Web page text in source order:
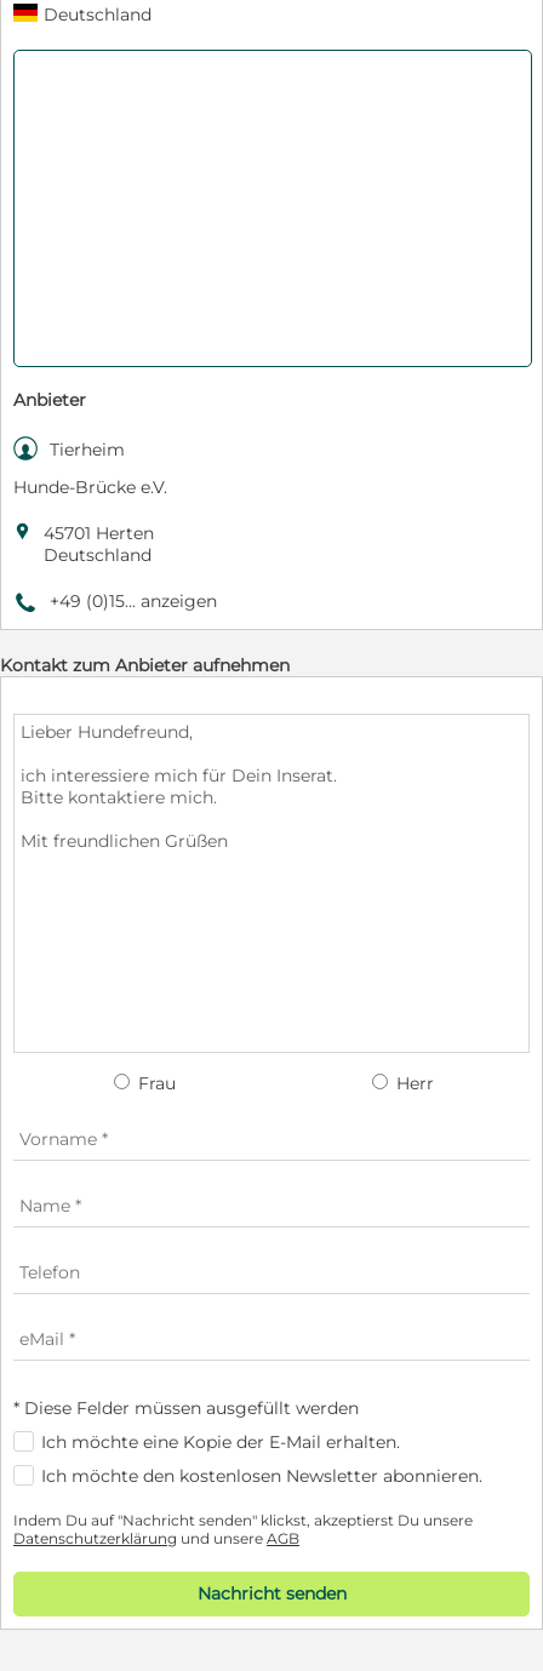
Deutschland
Anbieter
 Tierheim
Hunde-Brücke e.V.

45701 Herten
Deutschland
9 +49 (0)15... anzeigen
Kontakt zum Anbieter aufnehmen
Frau Herr
* Diese Felder müssen ausgefüllt werden
Ich möchte eine Kopie der E-Mail erhalten.
Ich möchte den kostenlosen Newsletter abonnieren.
Indem Du auf "Nachricht senden" klickst, akzeptierst Du unsere
Datenschutzerklärung und unsere AGB
Nachricht senden